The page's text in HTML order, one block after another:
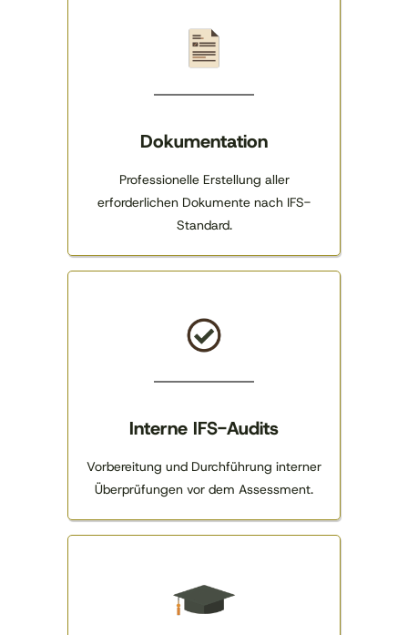
Dokumentation
Professionelle Erstellung aller
erforderlichen Dokumente nach IFS-
Standard.
Interne IFS-Audits
Vorbereitung und Durchführung interner
Überprüfungen vor dem Assessment.